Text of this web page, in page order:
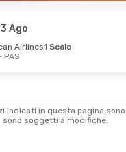
Ago
Airlines1 Scalo
PAS
indicati in questa pagina
sono soggetti a modifiche.